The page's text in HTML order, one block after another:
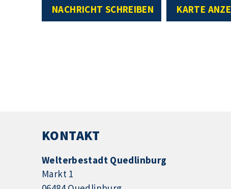
NACHRICHT SCHREIBEN KARTE
KONTAKT
Welterbestadt Quedlinburg
Markt 1